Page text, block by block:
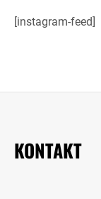
[instagram-feed]
KONTAKT